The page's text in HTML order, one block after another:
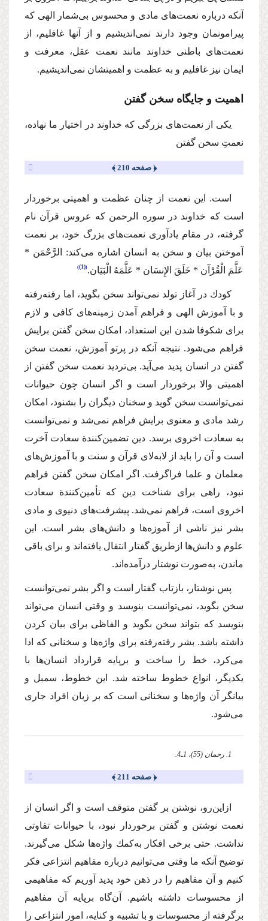
آنكه درباره نعمت‌های مادی و محسوس بی‌شمار الهی كه
پیرامونمان وجود دارند نمی‌اندیشیم و از آنها غافلیم، از
نعمت‌های باطنی خداوند مانند نعمت‌ عقل، معرفت و
ایمان نیز غافلیم و به عظمت و اهمیتشان نمی‌اندیشیم.
اهمیت و جایگاه سخن گفتن
یكی از نعمت‌های بزرگی كه خداوند در اختیار ما نهاده،
نعمتِ سخن گفتن
﴿ صفحه 210 ﴾
است. این نعمت از چنان عظمت و اهمیتی برخوردار
است كه خداوند در سوره الرحمن كه عروس قرآن نام
گرفته، در مقام یادآوری نعمت‌های بزرگ خود، بر نعمت
آموختن بیان و سخن به انسان اشاره می‌كند: الرَّحْمَن *
عَلَّمَ الْقُرْآن * خَلَقَ الإِنسَان * عَلَّمَهُ الْبَیَان. (1)
كودك در آغاز تولد نمی‌تواند سخن بگوید، اما رفته‌رفته
و با آموزش الهی و فراهم آمدن زمینه‌های كافی و لازم
برای شكوفا شدن این استعداد، امكان سخن گفتن برایش
فراهم می‌شود. نتیجه آنكه در پرتو آموزش، نعمت سخن
گفتن در انسان پدید می‌آید. بی‌تردید نعمت سخن گفتن از
اهمیتی والا برخوردار است و اگر انسان چون حیوانات
نمی‌توانست سخن گوید و سخنان دیگران را بشنود، امكان
رشد مادی و معنوی برایش فراهم نمی‌شد و نمی‌توانست
به سعادت اخروی برسد. دین تضمین‌كنندة سعادت آخرت
است و آن را باید از لابه‌لای قرآن و سنت و با آموزش‌های
معلمان و علما فراگرفت. اگر امكان سخن گفتن فراهم
نبود، راهی برای شناخت دین كه تأمین‌‌كنندة سعادت
اخروی است، فراهم نمی‌شد. پیشرفت‌های دنیوی و مادی
بشر نیز ناشی از آموزه‌ها و دانش‌های بشر است. این
علوم و دانش‌ها ازطریق گفتار انتقال یافته‌اند و برای باقی
ماندن، به‌صورت نوشتار در‌آمده‌اند.
پس نوشتار، بازتاب گفتار است و اگر بشر نمی‌توانست
سخن بگوید، نمی‌توانست بنویسد و وقتی انسان می‌تواند
بنویسد كه بتواند سخن بگوید و الفاظی برای بیان كردن
داشته باشد. بشر رفته‌رفته برای واژه‌ها و سخنانی كه ادا
می‌كرد، خط را ساخت و برپایه قرارداد انسان‌ها با
یكدیگر، انواع خطوط ساخته شد. این خطوط، سمبل و
بیانگر آن واژه‌ها و سخنانی است كه بر زبان افراد جاری
می‌شود.
1. رحمان (55)، 1ـ‌4.
﴿ صفحه 211 ﴾
ازاین‌رو، نوشتن بر گفتن متوقف است و اگر انسان از
نعمت نوشتن و گفتن برخوردار نبود، با حیوانات تفاوتی
نداشت. حتی برخی افكار به‌كمك واژه‌ها شكل می‌گیرند.
توضیح آنكه ما وقتی می‌توانیم درباره مفاهیم انتزاعی فكر
كنیم و آن مفاهیم را در ذهن خود پدید آوریم كه مفاهیمی
از محسوسات داشته باشیم. آن‌گاه برپایه آن مفاهیم
بر‌گرفته از محسوسات و با تشبیه و كنایه، امور انتزاعی را